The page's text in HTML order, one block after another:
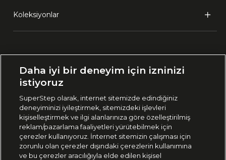
Koleksiyonlar
🇹🇷 Türkiye
444 37 36
Uygulamadan Takip Edin
Daha iyi bir deneyim için izninizi
istiyoruz
SuperStep olarak, internet sitemizde edindiğiniz
deneyiminizi iyileştirmek, sitemizdeki işlevleri
kişiselleştirmek ve ilgi alanlarınıza göre özelleştirilmiş
reklam/pazarlama faaliyetleri yürütebilmek için
çerezler kullanıyoruz. İnternet sitemizin çalışması için
zorunlu olan çerezler dışındaki çerezlerin kullanımına
ve bu çerezler aracılığıyla elde edilen kişisel